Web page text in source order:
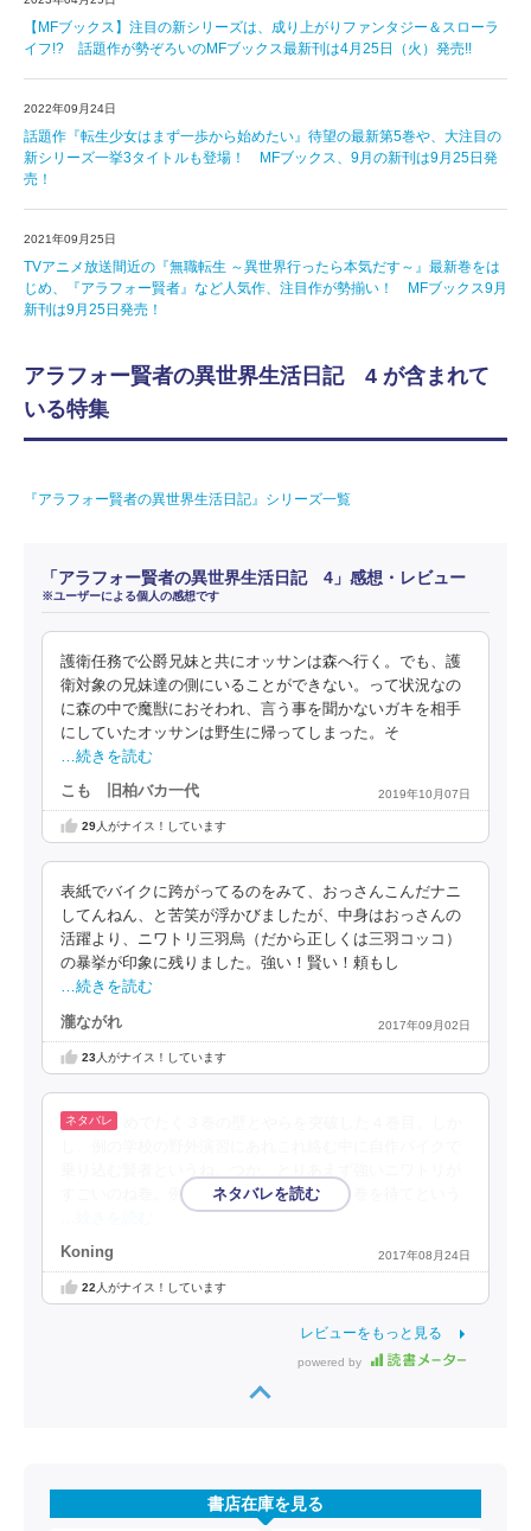
【MFブックス】注目の新シリーズは、成り上がりファンタジー＆スローラ
イフ!? 話題作が勢ぞろいのMFブックス最新刊は4月25日（火）発売!!
2022年09月24日
話題作『転生少女はまず一歩から始めたい』待望の最新第5巻や、大注目の
新シリーズ一挙3タイトルも登場！ MFブックス、9月の新刊は9月25日発
売！
2021年09月25日
TVアニメ放送間近の『無職転生 ～異世界行ったら本気だす～』最新巻をは
じめ、『アラフォー賢者』など人気作、注目作が勢揃い！ MFブックス9月
新刊は9月25日発売！
アラフォー賢者の異世界生活日記 4 が含まれて
いる特集
『アラフォー賢者の異世界生活日記』シリーズ一覧
「アラフォー賢者の異世界生活日記 4」感想・レビュー
※ユーザーによる個人の感想です
護衛任務で公爵兄妹と共にオッサンは森へ行く。でも、護
衛対象の兄妹達の側にいることができない。って状況なの
に森の中で魔獣におそわれ、言う事を聞かないガキを相手
にしていたオッサンは野生に帰ってしまった。そ
…続きを読む
こも 旧柏バカ一代 2019年10月07日
29人がナイス！しています
表紙でバイクに跨がってるのをみて、おっさんこんだナニ
してんねん、と苦笑が浮かびましたが、中身はおっさんの
活躍より、ニワトリ三羽烏（だから正しくは三羽コッコ）
の暴挙が印象に残りました。強い！賢い！頼もし
…続きを読む
瀧ながれ 2017年09月02日
23人がナイス！しています
すごいのね巻。例の姉との対決を目前に５巻を待てという
Koning 2017年08月24日
22人がナイス！しています
レビューをもっと見る
powered by
書店在庫を見る